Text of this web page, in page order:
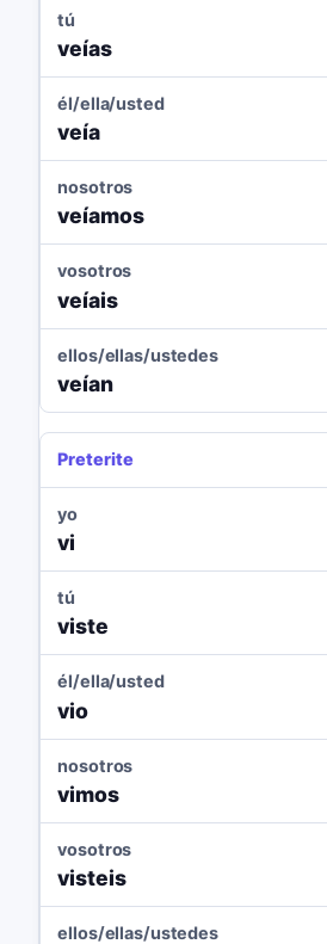
tú
veías
él/ella/usted
veía
nosotros
veíamos
vosotros
veíais
ellos/ellas/ustedes
veían
Preterite
yo
vi
tú
viste
él/ella/usted
vio
nosotros
vimos
vosotros
visteis
ellos/ellas/ustedes